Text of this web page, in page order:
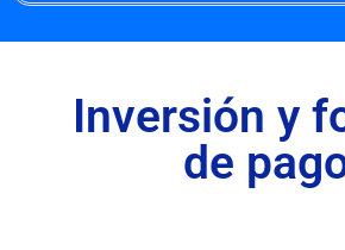
Inversión y
de